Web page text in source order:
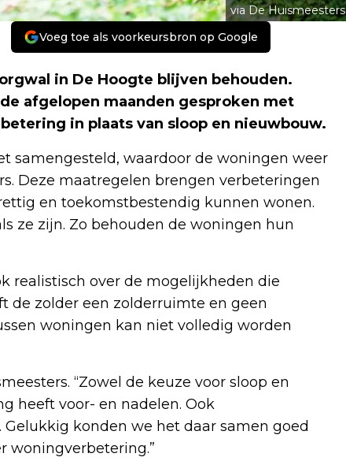
via De Huismeesters
Voeg toe als voorkeursbron op Google
in De Hoogte blijven behouden.
afgelopen maanden gesproken met
in plaats van sloop en nieuwbouw.
samengesteld, waardoor de woningen weer
Deze maatregelen brengen verbeteringen
en toekomstbestendig kunnen wonen.
ze zijn. Zo behouden de woningen hun
realistisch over de mogelijkheden die
de zolder een zolderruimte en geen
woningen kan niet volledig worden
“Zowel de keuze voor sloop en
heeft voor- en nadelen. Ook
konden we het daar samen goed
woningverbetering.”